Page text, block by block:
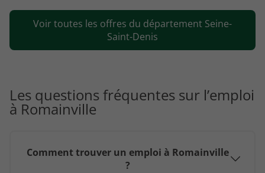
Emploi Rosny-sous-Bois
Emploi La Courneuve
Emploi Drancy
Emploi Le Blanc-Mesnil
Emploi Noisy-le-Sec
Voir toutes les offres du département Seine-
Saint-Denis
Les questions fréquentes sur l’emploi
à Romainville
Comment trouver un emploi à Romainville
?